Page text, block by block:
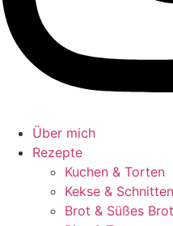
Über mich
Rezepte
Kuchen & Torten
Kekse & Schnitten
Brot & Süßes Brot